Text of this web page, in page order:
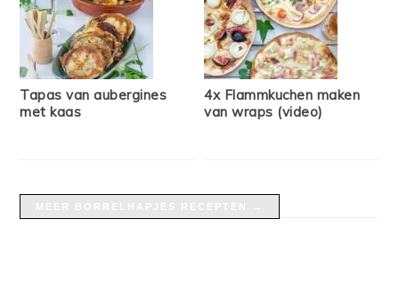
Tapas van aubergines
met kaas
4x Flammkuchen maken
van wraps (video)